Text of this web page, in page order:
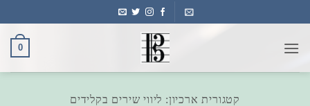
to
content
0
קטגורית ארכיון: ליווי שירים בקלידים